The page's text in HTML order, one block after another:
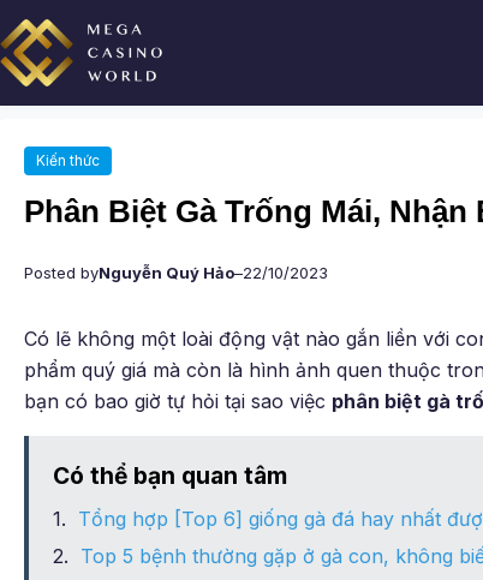
Chuyển
đến
phần
nội
Kiến thức
Phân Biệt Gà Trống Mái, Nhận
Posted byNguyễn Quý Hảo–22/10/2023
Có lẽ không một loài động vật nào gắn liền với
phẩm quý giá mà còn là hình ảnh quen thuộc
bạn có bao giờ tự hỏi tại sao việc phân biệt gà
Có thể bạn quan tâm
Tổng hợp [Top 6] giống gà đá hay nhất
Top 5 bệnh thường gặp ở gà con, không